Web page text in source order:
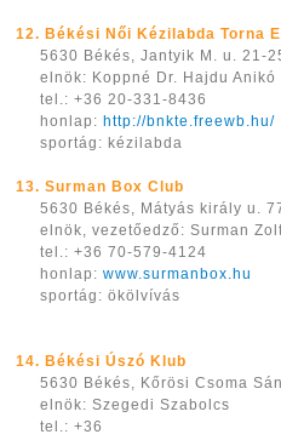
12. Békési Női Kézilabda Torna
5630 Békés, Jantyik M. u. 21-
elnök: Koppné Dr. Hajdu Anikó
tel.: +36 20-331-8436
honlap:http://bnkte.freewb.hu/
sportág: kézilabda
13. Surman Box Club
5630 Békés, Mátyás király u.
elnök, vezetőedző: Surman
tel.: +36 70-579-4124
honlap:www.surmanbox.hu
sportág: ökölvívás
14.Békési Úszó Klub
5630 Békés, Kőrösi Csoma
elnök: Szegedi Szabolcs
tel.: +36